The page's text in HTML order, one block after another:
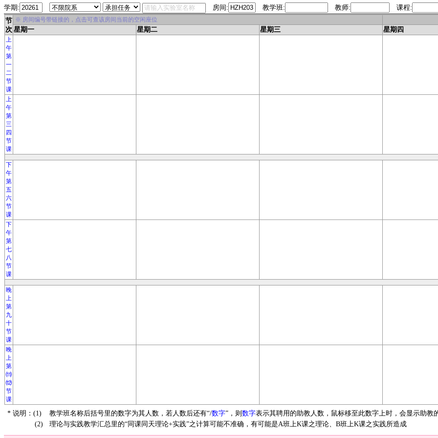
学期: 房间: 教学班: 教师: 课程:
节
次
※ 房间编号带链接的，点击可查该房间当前的空闲座位
星期一 星期二 星期三 星期四
上
午
第
一
二
节
课
上
午
第
三
四
节
课
下
午
第
五
六
节
课
下
午
第
七
八
节
课
晚
上
第
九
十
节
课
晚
上
第
⑾
⑿
节
课
* 说明：(1) 教学班名称后括号里的数字为其人数，若人数后还有“/数字”，则 数字表示其聘用的助教人数，鼠标移至此数字上时，会显示助教
(2)
理论与实践教学汇总里的“同课同天理论+实践”之计算可能不准确，有可能是A班上K课之理论、B班上K课之实践所造成